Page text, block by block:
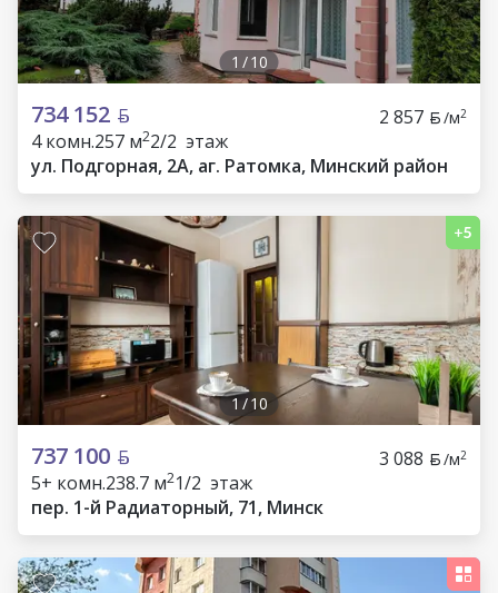
1 /10
734 152 2 857 /м2
4 комн.257 м22/2 этаж
ул. Подгорная, 2А, аг. Ратомка, Минский район
1/10
737 100 3 088 /м2
5+ комн.238.7 м21/2 этаж
пер. 1-й Радиаторный, 71, Минск